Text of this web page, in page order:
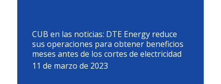
CUB en las noticias: DTE Energy reduce
sus operaciones para obtener beneficios
meses antes de los cortes de electricidad
11 de marzo de 2023